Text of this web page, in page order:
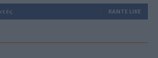
ΚΆΝΤΕ LIKE